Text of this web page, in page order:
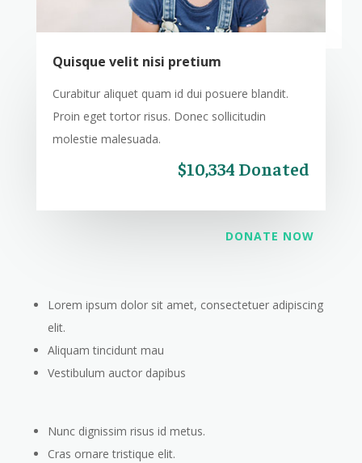
Quisque velit nisi pretium
Curabitur aliquet quam id dui posuere blandit.
Proin eget tortor risus. Donec sollicitudin
molestie malesuada.
$10,334 Donated
DONATE NOW
Lorem ipsum dolor sit amet, consectetuer adipiscing
elit.
Aliquam tincidunt mau
Vestibulum auctor dapibus
Nunc dignissim risus id metus.
Cras ornare tristique elit.